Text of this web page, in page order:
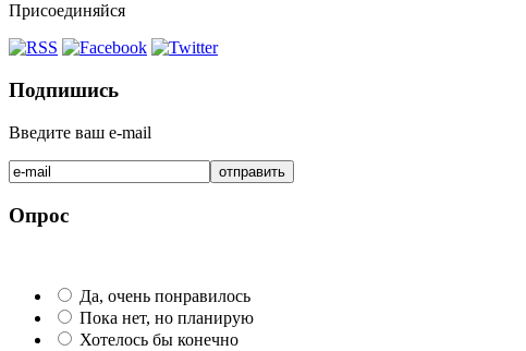
Присоединяйся
Подпишись
Введите ваш e-mail
Опрос
Да, очень понравилось
Пока нет, но планирую
Хотелось бы конечно